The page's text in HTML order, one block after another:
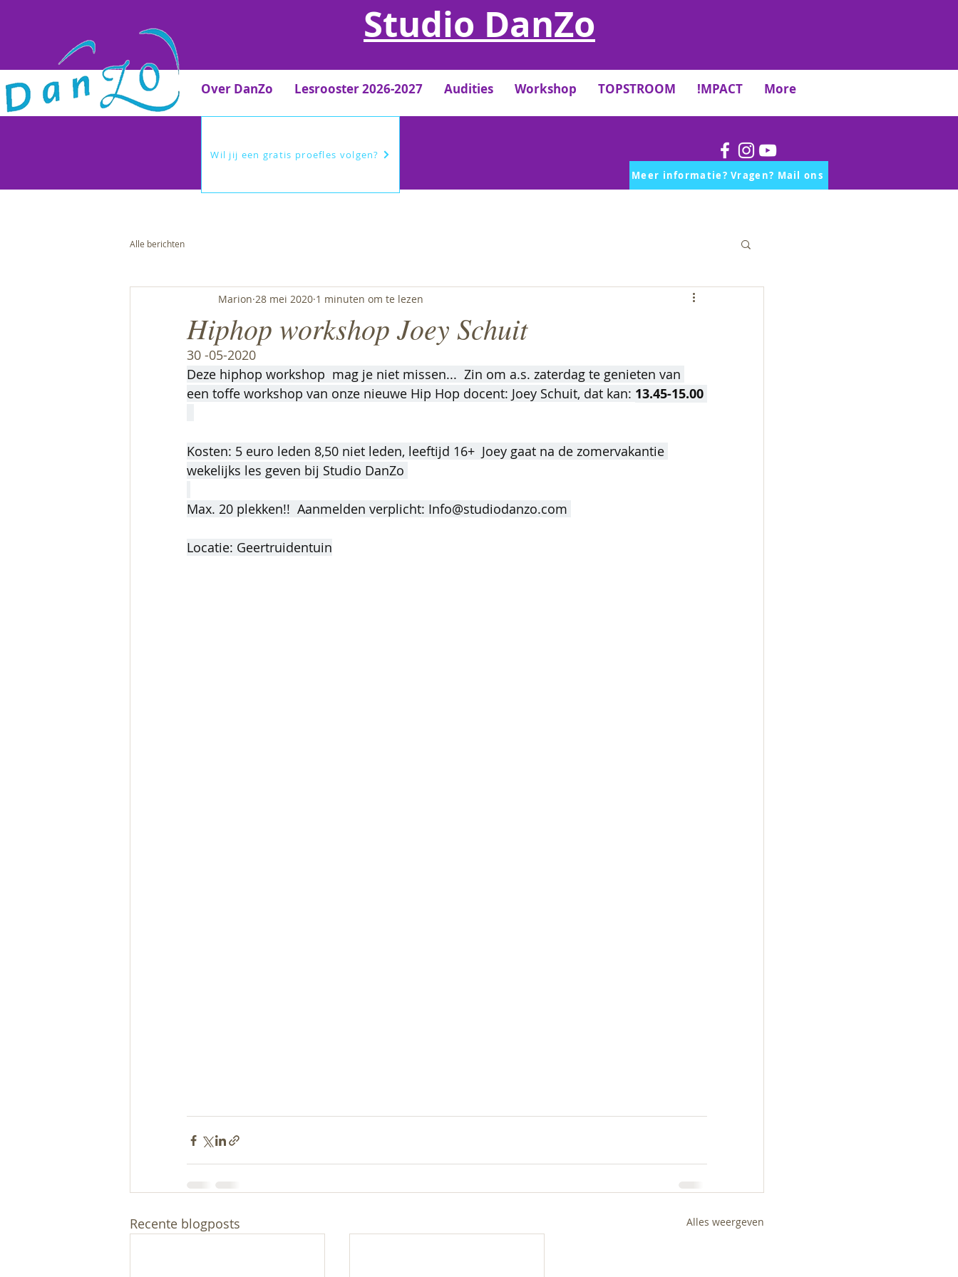
Studio DanZo
Over DanZo Lesrooster 2026-2027 Audities Workshop TOPSTROOM !MPACT More
Wil jij een gratis proefles volgen?
Meer informatie? Vragen? Mail ons
Alle berichten
Hiphop workshop Joey Schuit
Marion 28 mei 2020 1 minuten om te lezen
30 -05-2020
Deze hiphop workshop  mag je niet missen...  Zin om a.s. zaterdag te genieten van
een toffe workshop van onze nieuwe Hip Hop docent: Joey Schuit, dat kan: 13.45-15.00
Kosten: 5 euro leden 8,50 niet leden, leeftijd 16+  Joey gaat na de zomervakantie
wekelijks les geven bij Studio DanZo
Max. 20 plekken!!  Aanmelden verplicht: Info@studiodanzo.com
Locatie: Geertruidentuin
Recente blogposts Alles weergeven